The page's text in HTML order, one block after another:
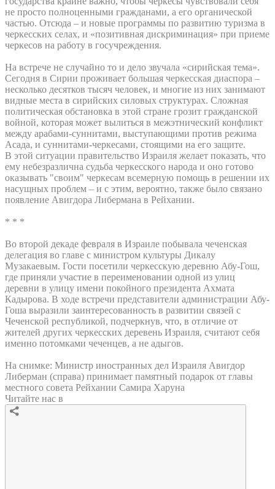
не просто полноценными гражданами, а его органической
частью. Отсюда – и новые программы по развитию туризма в
черкесских селах, и «позитивная дискриминация» при приеме
черкесов на работу в госучреждения.
На встрече не случайно то и дело звучала «сирийская тема».
Сегодня в Сирии проживает большая черкесская диаспора –
несколько десятков тысяч человек, и многие из них занимают
видные места в сирийских силовых структурах. Сложная
политическая обстановка в этой стране грозит гражданской
войной, которая может вылиться в межэтнический конфликт
между арабами-суннитами, выступающими против режима
Асада, и суннитами-черкесами, стоящими на его защите.
В этой ситуации правительство Израиля желает показать, что
ему небезразлична судьба черкесского народа и оно готово
оказывать "своим" черкесам всемерную помощь в решении их
насущных проблем – и с этим, вероятно, также было связано
появление Авигдора Либермана в Рейхании.
* * *
Во второй декаде февраля в Израиле побывала чеченская
делегация во главе с министром культуры Дикалу
Музакаевым. Гости посетили черкесскую деревню Абу-Гош,
где приняли участие в переименовании одной из улиц
деревни в улицу имени покойного президента Ахмата
Кадырова. В ходе встречи представители администрации Абу-
Гоша выразили заинтересованность в развитии связей с
Чеченской республикой, подчеркнув, что, в отличие от
жителей других черкесских деревень Израиля, считают себя
именно потомками чеченцев, а не адыгов.
На снимке: Министр иностранных дел Израиля Авигдор
Либерман (справа) принимает памятный подарок от главы
местного совета Рейхании Самира Харуна
Читайте нас в